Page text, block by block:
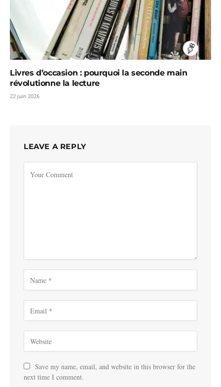
Livres d’occasion : pourquoi la seconde main
révolutionne la lecture
22 juin 2026
LEAVE A REPLY
Save my name, email, and website in this browser for the
next time I comment.